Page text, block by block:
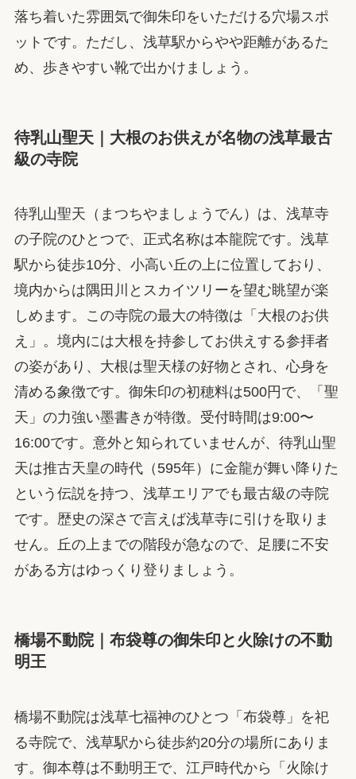
落ち着いた雰囲気で御朱印をいただける穴場スポ
ットです。ただし、浅草駅からやや距離があるた
め、歩きやすい靴で出かけましょう。
待乳山聖天｜大根のお供えが名物の浅草最古
級の寺院
待乳山聖天（まつちやましょうでん）は、浅草寺
の子院のひとつで、正式名称は本龍院です。浅草
駅から徒歩10分、小高い丘の上に位置しており、
境内からは隅田川とスカイツリーを望む眺望が楽
しめます。この寺院の最大の特徴は「大根のお供
え」。境内には大根を持参してお供えする参拝者
の姿があり、大根は聖天様の好物とされ、心身を
清める象徴です。御朱印の初穂料は500円で、「聖
天」の力強い墨書きが特徴。受付時間は9:00〜
16:00です。意外と知られていませんが、待乳山聖
天は推古天皇の時代（595年）に金龍が舞い降りた
という伝説を持つ、浅草エリアでも最古級の寺院
です。歴史の深さで言えば浅草寺に引けを取りま
せん。丘の上までの階段が急なので、足腰に不安
がある方はゆっくり登りましょう。
橋場不動院｜布袋尊の御朱印と火除けの不動
明王
橋場不動院は浅草七福神のひとつ「布袋尊」を祀
る寺院で、浅草駅から徒歩約20分の場所にありま
す。御本尊は不動明王で、江戸時代から「火除け